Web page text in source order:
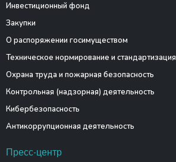
Инвестиционный фонд
Закупки
О распоряжении госимуществом
Техническое нормирование и стандартизация
Охрана труда и пожарная безопасность
Контрольная (надзорная) деятельность
Кибербезопасность
Антикоррупционная деятельность
Пресс-центр